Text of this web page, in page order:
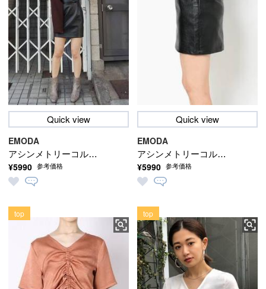
Quick view
アシンメトリーコルセ
ットハイウェストスカ
ート
EMODA
¥5990 参考価格
Quick view
アシンメトリーコルセ
ットハイウェストスカ
ート
EMODA
¥5990 参考価格
top top